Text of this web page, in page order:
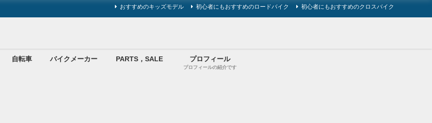
おすすめのキッズモデル 初心者にもおすすめのロードバイク 初心者にもおすすめのクロスバイク
自転車 バイクメーカー PARTS，SALE プロフィール
プロフィールの紹介です